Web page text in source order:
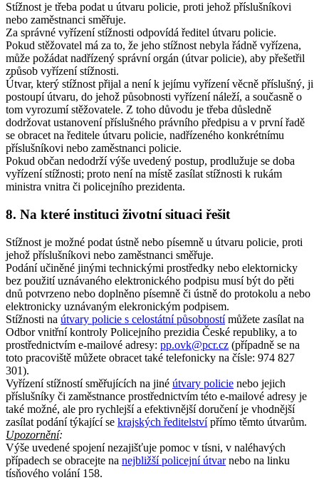
Stížnost je třeba podat u útvaru policie, proti jehož příslušníkovi
nebo zaměstnanci směřuje.
Za správné vyřízení stížnosti odpovídá ředitel útvaru policie.
Pokud stěžovatel má za to, že jeho stížnost nebyla řádně vyřízena,
může požádat nadřízený správní orgán (útvar policie), aby přešetřil
způsob vyřízení stížnosti.
Útvar, který stížnost přijal a není k jejímu vyřízení věcně příslušný, ji
postoupí útvaru, do jehož působnosti vyřízení náleží, a současně o
tom vyrozumí stěžovatele. Z toho důvodu je třeba důsledně
dodržovat ustanovení příslušného právního předpisu a v první řadě
se obracet na ředitele útvaru policie, nadřízeného konkrétnímu
příslušníkovi nebo zaměstnanci policie.
Pokud občan nedodrží výše uvedený postup, prodlužuje se doba
vyřízení stížnosti; proto není na místě zasílat stížnosti k rukám
ministra vnitra či policejního prezidenta.
8. Na které instituci životní situaci řešit
Stížnost je možné podat ústně nebo písemně u útvaru policie, proti
jehož příslušníkovi nebo zaměstnanci směřuje.
Podání učiněné jinými technickými prostředky nebo elektornicky
bez použití uznávaného elektronického podpisu musí být do pěti
dnů potvrzeno nebo doplněno písemně či ústně do protokolu a nebo
elektronicky uznávaným elekronickým podpisem.
Stížnosti na útvary policie s celostátní působnostímůžete zasílat na
Odbor vnitřní kontroly Policejního prezidia České republiky, a to
prostřednictvím e-mailové adresy: pp.ovk@pcr.cz (případně se na
toto pracoviště můžete obracet také telefonicky na čísle: 974 827
301).
Vyřízení stížností směřujících na jiné útvary policie nebo jejich
příslušníky či zaměstnance prostřednictvím této e-mailové adresy je
také možné, ale pro rychlejší a efektivnější doručení je vhodnější
zasílat podání týkající se krajských ředitelstvípřímo těmto útvarům.
Upozornění:
Výše uvedené spojení nezajišťuje pomoc v tísni, v naléhavých
případech se obracejte na nejbližší policejní útvarnebo na linku
tísňového volání 158.